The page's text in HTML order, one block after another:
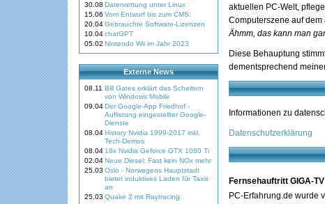
30.08 Datenrettung unter Linux
15.06 Vom Entwurf bis zum CMS:
20.04Gebrauchte Software-Lizenzen
10.04chatGPT
05.02 Nintendo Wii im Jahr 2023
Externe News
08.11 Bill Gates erklärt das Scheitern
von Windows Mobile
09.04Der Google-App Friedhof -
Auflistung eingestellter Google-
Dienste
08.04History Nvidia 1999-2017 inkl.
Tech-Demos
08.04 16x Nvidia Geforce GTX 1080 Ti
02.04Neue Diesel: Fast kein NOx mehr
25.03 Oslo - Norwegens Hauptstadt
bietet induktives Laden für Taxis
an
25.03 Quake 2 mit Raytracing
aktuellen PC-Welt,
Computerszene auf
Ähmm, das kann man
Diese Behauptung
dementsprechend
Informationen zu
Datenschutzerklärung
Fernsehauftritt GIGA-TV
PC-Erfahrung.de wurde